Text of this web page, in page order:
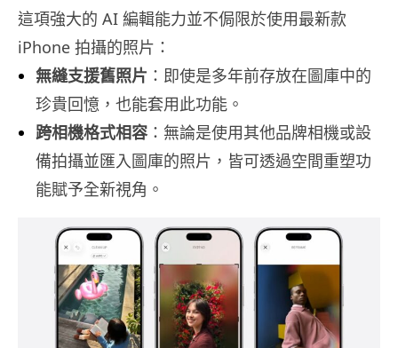
這項強大的 AI 編輯能力並不侷限於使用最新款
iPhone 拍攝的照片：
無縫支援舊照片 ：即使是多年前存放在圖庫中的
珍貴回憶，也能套用此功能。
跨相機格式相容 ：無論是使用其他品牌相機或設
備拍攝並匯入圖庫的照片，皆可透過空間重塑功
能賦予全新視角。